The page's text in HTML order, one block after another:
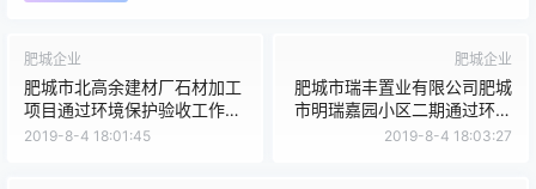
肥城企业
肥城市北高余建材厂石材加工
项目通过环境保护验收工作的
公示
2019-8-4 18:01:45
肥城企业
肥城市瑞丰置业有限公司肥城
市明瑞嘉园小区二期通过环境
保护验收工作的公示
2019-8-4 18:03:27